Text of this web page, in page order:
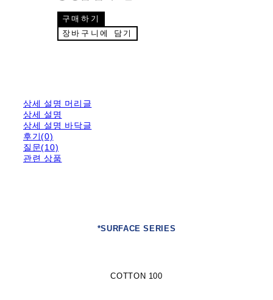
구매하기
장바구니에 담기
상세 설명 머리글
상세 설명
상세 설명 바닥글
후기(0)
질문(10)
관련 상품
*SURFACE SERIES
COTTON 100